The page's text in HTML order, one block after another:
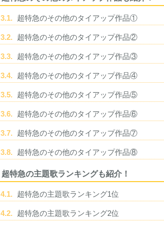
3.1. 超特急のその他のタイアップ作品①
3.2. 超特急のその他のタイアップ作品②
3.3. 超特急のその他のタイアップ作品③
3.4. 超特急のその他のタイアップ作品④
3.5. 超特急のその他のタイアップ作品⑤
3.6. 超特急のその他のタイアップ作品⑥
3.7. 超特急のその他のタイアップ作品⑦
3.8. 超特急のその他のタイアップ作品⑧
超特急の主題歌ランキングも紹介！
4.1. 超特急の主題歌ランキング1位
4.2. 超特急の主題歌ランキング2位